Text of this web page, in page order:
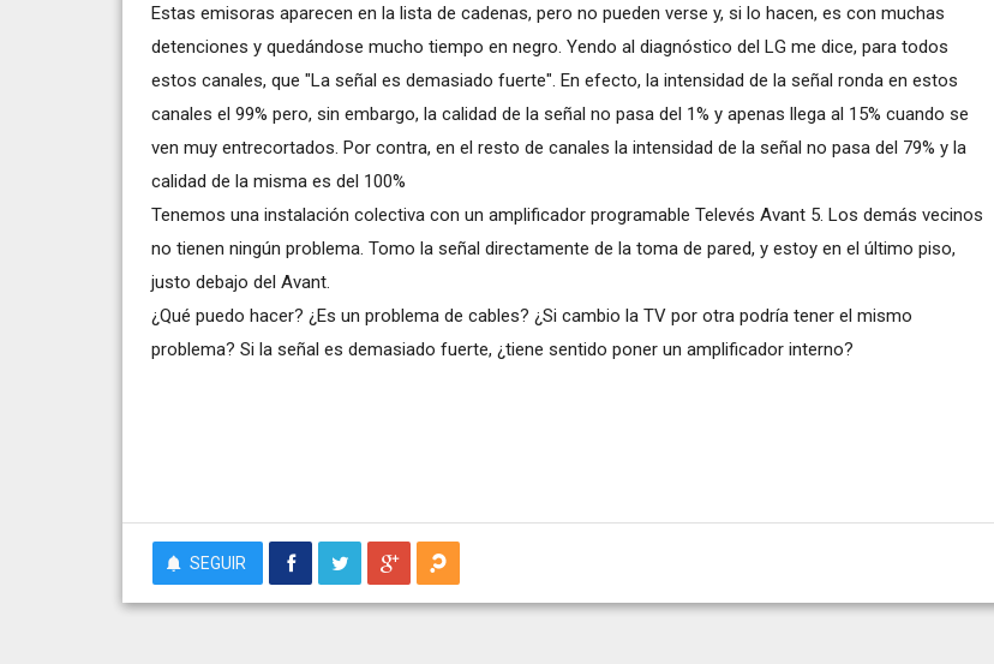
Estas emisoras aparecen en la lista de cadenas, pero no pueden verse y, si lo hacen, es con muchas
detenciones y quedándose mucho tiempo en negro. Yendo al diagnóstico del LG me dice, para todos
estos canales, que "La señal es demasiado fuerte". En efecto, la intensidad de la señal ronda en estos
canales el 99% pero, sin embargo, la calidad de la señal no pasa del 1% y apenas llega al 15% cuando se
ven muy entrecortados. Por contra, en el resto de canales la intensidad de la señal no pasa del 79% y la
calidad de la misma es del 100%
Tenemos una instalación colectiva con un amplificador programable Televés Avant 5. Los demás vecinos
no tienen ningún problema. Tomo la señal directamente de la toma de pared, y estoy en el último piso,
justo debajo del Avant.
¿Qué puedo hacer? ¿Es un problema de cables? ¿Si cambio la TV por otra podría tener el mismo
problema? Si la señal es demasiado fuerte, ¿tiene sentido poner un amplificador interno?
SEGUIR